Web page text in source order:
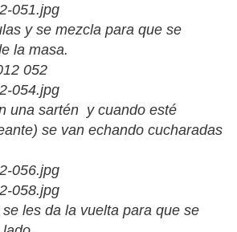
y se mezcla para que se
la masa.
una sartén y cuando esté
se van echando cucharadas
les da la vuelta para que se